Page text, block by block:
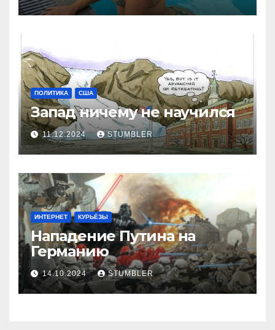
ПОЛИТИКА США
Запад ничему не научился
11.12.2024 STUMBLER
ИНТЕРНЕТ КУРЬЁЗЫ
Нападение Путина на
Германию
14.10.2024 STUMBLER